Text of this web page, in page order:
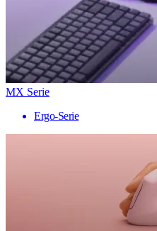
MX Serie
Ergo-Serie